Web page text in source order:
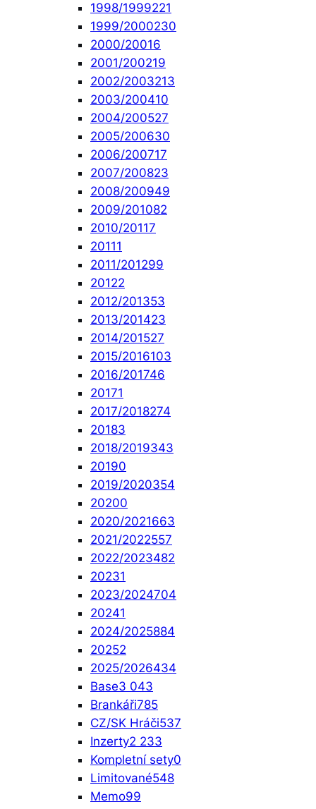
1998/1999221
1999/2000230
2000/20016
2001/200219
2002/2003213
2003/200410
2004/200527
2005/200630
2006/200717
2007/200823
2008/200949
2009/201082
2010/20117
20111
2011/201299
20122
2012/201353
2013/201423
2014/201527
2015/2016103
2016/201746
20171
2017/2018274
20183
2018/2019343
20190
2019/2020354
20200
2020/2021663
2021/2022557
2022/2023482
20231
2023/2024704
20241
2024/2025884
20252
2025/2026434
Base3 043
Brankáři785
CZ/SK Hráči537
Inzerty2 233
Kompletní sety0
Limitované548
Memo99